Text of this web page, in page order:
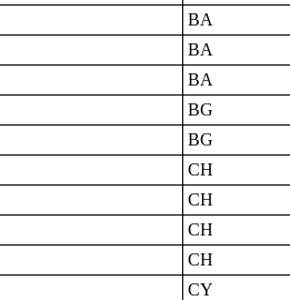
BA
BA
BA
BG
BG
CH
CH
CH
CH
CY